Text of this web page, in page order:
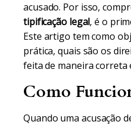
acusado. Por isso,
tipificação legal, é o
Este artigo tem como
prática, quais são os
feita de maneira correta
Como
Quando uma acusação